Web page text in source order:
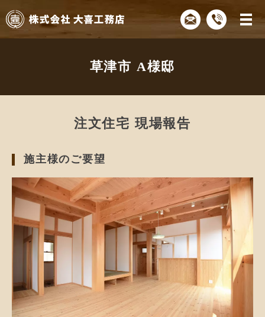
草津市 A様邸
注文住宅 現場報告
施主様のご要望